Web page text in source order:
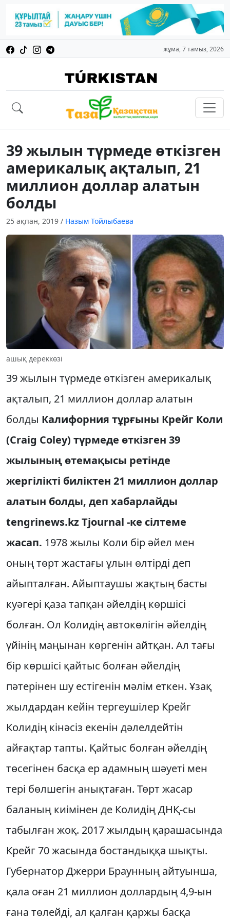
жұма, 7 тамыз, 2026
39 жылын түрмеде өткізген
америкалық ақталып, 21
миллион доллар алатын
болды
25 ақпан, 2019 / Назым Тойлыбаева
ашық дереккөзі
39 жылын түрмеде өткізген америкалық
ақталып, 21 миллион доллар алатын
болды Калифорния тұрғыны Крейг Коли
(Craig Coley) түрмеде өткізген 39
жылының өтемақысы ретінде
жергілікті биліктен 21 миллион доллар
алатын болды, деп хабарлайды
tengrinews.kz Tjournal -ке сілтеме
жасап. 1978 жылы Коли бір әйел мен
оның төрт жастағы ұлын өлтірді деп
айыпталған. Айыптаушы жақтың басты
куәгері қаза тапқан әйелдің көршісі
болған. Ол Колидің автокөлігін әйелдің
үйінің маңынан көргенін айтқан. Ал тағы
бір көршісі қайтыс болған әйелдің
пәтерінен шу естігенін мәлім еткен. Ұзақ
жылдардан кейін тергеушілер Крейг
Колидің кінәсіз екенін дәлелдейтін
айғақтар тапты. Қайтыс болған әйелдің
төсегінен басқа ер адамның шәуеті мен
тері бөлшегін анықтаған. Төрт жасар
баланың киімінен де Колидің ДНҚ-сы
табылған жоқ. 2017 жылдың қарашасында
Крейг 70 жасында бостандыққа шықты.
Губернатор Джерри Браунның айтуынша,
қала оған 21 миллион доллардың 4,9-ын
ғана төлейді, ал қалған қаржы басқа